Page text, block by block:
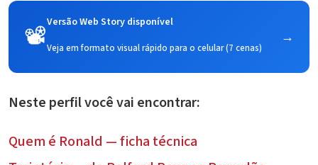
📽️Versão Web Story disponível
Veja em formato visual rápido para o celular (7 cenas)
→
Neste perfil você vai encontrar:
Quem é Ronald — ficha técnica